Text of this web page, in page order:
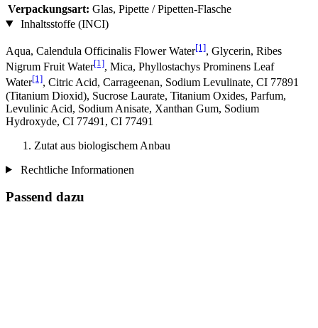
Verpackungsart: Glas, Pipette / Pipetten-Flasche
Inhaltsstoffe (INCI)
Aqua, Calendula Officinalis Flower Water[1], Glycerin, Ribes
Nigrum Fruit Water[1], Mica, Phyllostachys Prominens Leaf
Water[1], Citric Acid, Carrageenan, Sodium Levulinate, CI 77891
(Titanium Dioxid), Sucrose Laurate, Titanium Oxides, Parfum,
Levulinic Acid, Sodium Anisate, Xanthan Gum, Sodium
Hydroxyde, CI 77491, CI 77491
Zutat aus biologischem Anbau
Rechtliche Informationen
Passend dazu